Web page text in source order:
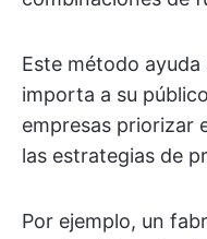
Este método
importa a su
empresas priorizar
las estrategias de
Por ejemplo, un